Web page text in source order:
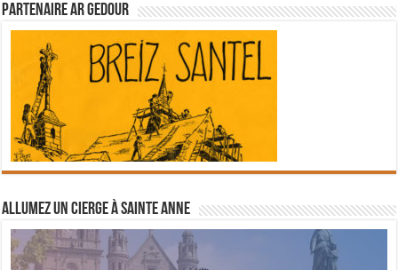
Partenaire Ar Gedour
Allumez un cierge à Sainte Anne